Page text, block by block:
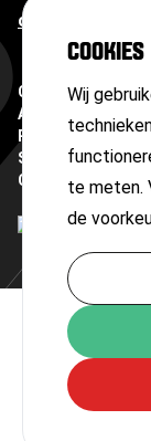
COOKIES
Wij
te meten.
de
onze
Copyright ©2026
Algemene
Privacyverklaring
Sitemap
Cookies